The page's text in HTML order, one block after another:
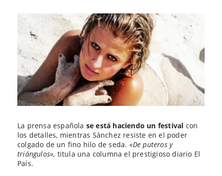
La prensa española se está haciendo un festival con
los detalles, mientras Sánchez resiste en el poder
colgado de un fino hilo de seda. «De puteros y
triángulos», titula una columna el prestigioso diario El
País.